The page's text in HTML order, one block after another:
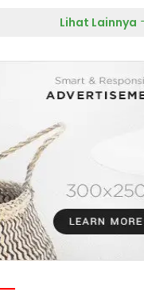
Lihat Lainnya